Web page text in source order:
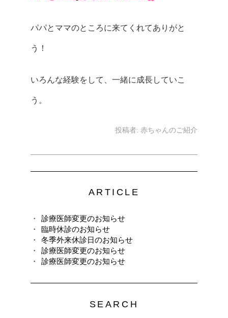
パパとママのところに来てくれてありがと
う！
いろんな経験をして、一緒に成長していこ
う。
投稿者: 赤ちゃんのご紹介
ARTICLE
診療医師変更のお知らせ
臨時休診のお知らせ
冬季外来休診日のお知らせ
診療医師変更のお知らせ
診療医師変更のお知らせ
SEARCH